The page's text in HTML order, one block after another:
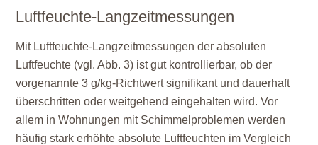
Luftfeuchte-Langzeitmessungen
Mit Luftfeuchte-Langzeitmessungen der absoluten
Luftfeuchte (vgl. Abb. 3) ist gut kontrollierbar, ob der
vorgenannte 3 g/kg-Richtwert signifikant und dauerhaft
überschritten oder weitgehend eingehalten wird. Vor
allem in Wohnungen mit Schimmelproblemen werden
häufig stark erhöhte absolute Luftfeuchten im Vergleich